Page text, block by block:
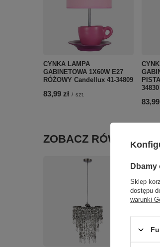
CYNKA LAMPA
GABINETOWA 1X60W E27
RÓŻOWY Candellux 41-34809
83,99 zł / szt.
34830
83,99
ZOBACZ RÓWNIEŻ
Dbamy
Sklep
dostępu
warunki